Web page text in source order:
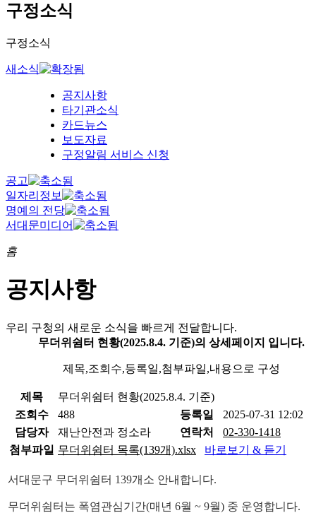
구정소식
구정소식
새소식
공지사항
타기관소식
카드뉴스
보도자료
구정알림 서비스 신청
공고
일자리정보
명예의 전당
서대문미디어
홈
공지사항
우리 구청의 새로운 소식을 빠르게 전달합니다.
무더위쉼터 현황(2025.8.4. 기준)의 상세페이지 입니다.
제목,조회수,등록일,첨부파일,내용으로 구성
제목
무더위쉼터 현황(2025.8.4. 기준)
조회수
488 등록일
2025-07-31 12:02
담당자
재난안전과 정소라 연락처
02-330-1418
첨부파일 무더위쉼터 목록(139개).xlsx 바로보기 & 듣기
서대문구 무더위쉼터 139개소 안내합니다.
무더위쉼터는 폭염관심기간(매년 6월 ~ 9월) 중 운영합니다.